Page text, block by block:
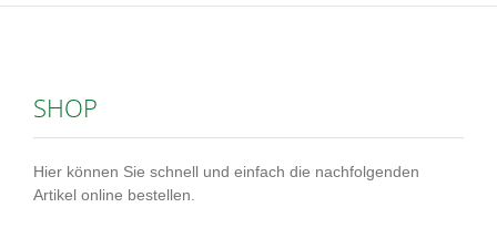
SHOP
Hier können Sie schnell und einfach die nachfolgenden
Artikel online bestellen.